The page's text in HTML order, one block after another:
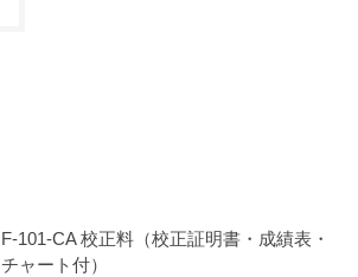
F-101-CA 校正料（校正証明書・成績表・
チャート付）